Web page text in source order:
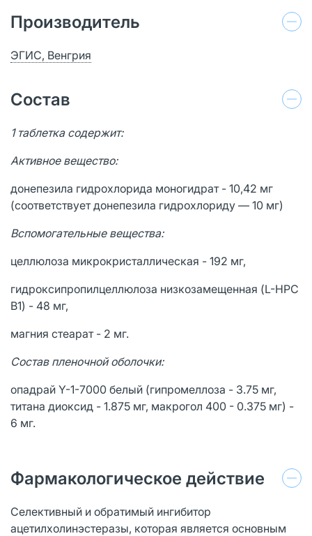
Производитель
ЭГИС, Венгрия
Состав
1 таблетка содержит:
Активное вещество:
донепезила гидрохлорида моногидрат - 10,42 мг
(соответствует донепезила гидрохлориду — 10 мг)
Вспомогательные вещества:
целлюлоза микрокристаллическая - 192 мг,
гидроксипропилцеллюлоза низкозамещенная (L-HPC
B1) - 48 мг,
магния стеарат - 2 мг.
Состав пленочной оболочки:
опадрай Y-1-7000 белый (гипромеллоза - 3.75 мг,
титана диоксид - 1.875 мг, макрогол 400 - 0.375 мг) -
6 мг.
Фармакологическое действие
Селективный и обратимый ингибитор
ацетилхолинэстеразы, которая является основным